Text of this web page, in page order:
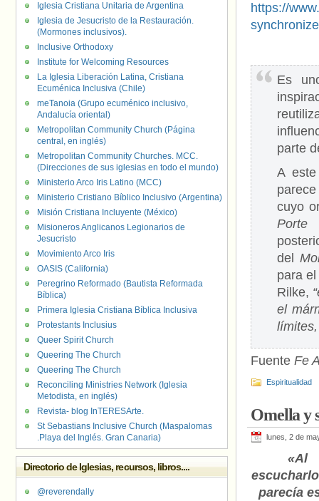
https://
Es
parte
A
cuyo
Porte
del
para
Rilke,
el
Fuente Fe
Espiritualidad
Omella y
lunes, 2 de
«Al
parecía
Iglesia Cristiana Unitaria de Argentina
Iglesia de Jesucristo de la Restauración.
(Mormones inclusivos).
Inclusive Orthodoxy
Institute for Welcoming Resources
La Iglesia Liberación Latina, Cristiana
Ecuménica Inclusiva (Chile)
meTanoia (Grupo ecuménico inclusivo,
Andalucía oriental)
Metropolitan Community Church (Página
central, en inglés)
Metropolitan Community Churches. MCC.
(Direcciones de sus iglesias en todo el mundo)
Ministerio Arco Iris Latino (MCC)
Ministerio Cristiano Bíblico Inclusivo (Argentina)
Misión Cristiana Incluyente (México)
Misioneros Anglicanos Legionarios de
Jesucristo
Movimiento Arco Iris
OASIS (California)
Peregrino Reformado (Bautista Reformada
Bíblica)
Primera Iglesia Cristiana Bíblica Inclusiva
Protestants Inclusius
Queer Spirit Church
Queering The Church
Queering The Church
Reconciling Ministries Network (Iglesia
Metodista, en inglés)
Revista- blog InTERESArte.
St Sebastians Inclusive Church (Maspalomas
.Playa del Inglés. Gran Canaria)
Directorio de Iglesias, recursos, libros....
@reverendally